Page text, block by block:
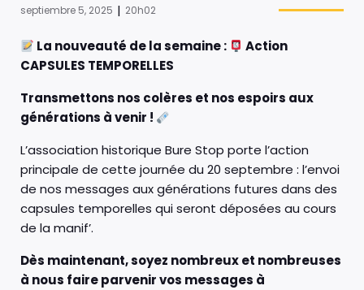
septiembre 5, 2025 | 20h02
La nouveauté de la semaine :
Action
CAPSULES TEMPORELLES
Transmettons nos colères et nos espoirs aux
générations à venir !
L’association historique Bure Stop porte l’action
principale de cette journée du 20 septembre : l’envoi
de nos messages aux générations futures dans des
capsules temporelles qui seront déposées au cours
de la manif’.
Dès maintenant, soyez nombreux et nombreuses
à nous faire parvenir vos messages à